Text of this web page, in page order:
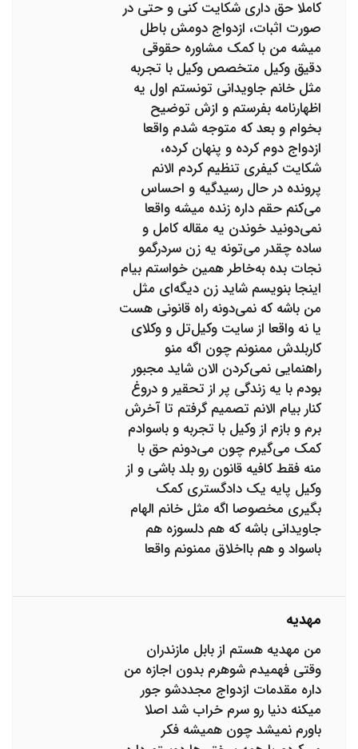
کاملا حق داری شکایت کنی و حتی در
صورت اثبات، ازدواج دومش باطل
میشه من با کمک مشاوره حقوقی
دقیق وکیل متخصص وکیل با تجربه
مثل خانم جاویدانی تونستم اول یه
اظهارنامه بفرستم و ازش توضیح
بخوام و بعد که متوجه شدم واقعا
ازدواج دوم کرده و پنهان کرده،
شکایت کیفری تنظیم کردم الانم
پرونده در حال رسیدگیه و احساس
می‌کنم حقم داره زنده میشه واقعا
نمی‌دونید خوندن یه مقاله کامل و
ساده چقدر می‌تونه یه زن سردرگمو
نجات بده به‌خاطر همین خواستم بیام
اینجا بنویسم شاید زن دیگه‌ای مثل
من باشه که نمی‌دونه راه قانونی هست
یا نه واقعا از سایت وکیل‌تل و وکلای
کاربلدش ممنونم چون اگه منو
راهنمایی نمی‌کردن الان شاید مجبور
بودم با یه زندگی پر از تحقیر و دروغ
کنار بیام الانم تصمیم گرفتم تا آخرش
برم و بازم از وکیل با تجربه و باسوادم
کمک می‌گیرم چون می‌دونم حق با
منه فقط کافیه قانون رو بلد باشی و از
وکیل پایه یک دادگستری کمک
بگیری مخصوصا اگه مثل خانم الهام
جاویدانی باشه که هم دلسوزه هم
باسواد و هم بااخلاق ممنونم واقعا
مهدیه
من مهدیه هستم از بابل مازندران
وقتی فهمیدم شوهرم بدون اجازه من
داره مقدمات ازدواج مجددشو جور
میکنه دنیا رو سرم خراب شد اصلا
باورم نمیشد چون همیشه فکر